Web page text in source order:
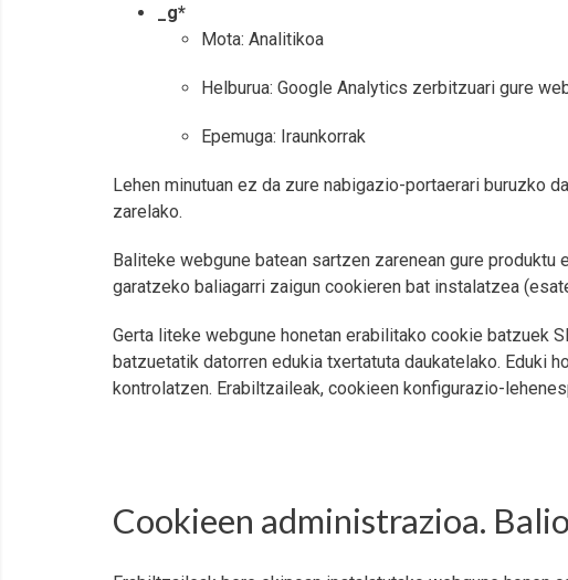
_g*
Mota: Analitikoa
Helburua: Google Analytics zerbitzuari gure
Epemuga: Iraunkorrak
Lehen minutuan ez da zure nabigazio-portaerari buruzko
zarelako.
Baliteke webgune batean sartzen zarenean gure
garatzeko baliagarri zaigun cookieren bat instalatzea
Gerta liteke webgune honetan erabilitako cookie batzuek
batzuetatik datorren edukia txertatuta daukatelako. Eduki
kontrolatzen. Erabiltzaileak, cookieen konfigurazio-
Cookieen administrazioa.